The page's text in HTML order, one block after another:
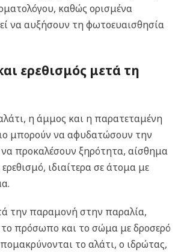
καθώς ορισμένα
να αυξήσουν τη φωτοευαισθησία
ερεθισμός μετά τη
η άμμος και η παρατεταμένη
μπορούν να αφυδατώσουν την
να προκαλέσουν ξηρότητα, αίσθημα
ιδιαίτερα σε άτομα με
την παραμονή στην παραλία,
το πρόσωπο και το σώμα με δροσερό
το αλάτι, ο ιδρώτας,